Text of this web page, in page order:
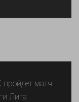
матч
Лига